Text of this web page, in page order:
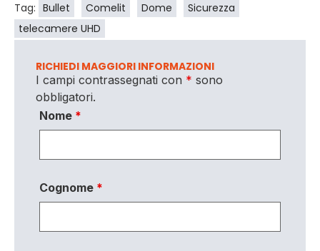
Tag: Bullet Comelit Dome
Sicurezza
telecamere UHD
RICHIEDI MAGGIORI INFORMAZIONI
I campi contrassegnati con * sono
obbligatori.
Nome *
Cognome *